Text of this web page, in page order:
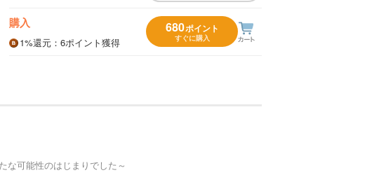
購入
1%還元 ：6ポイント獲得
680ポイント
すぐに購入
な可能性のはじまりでした～